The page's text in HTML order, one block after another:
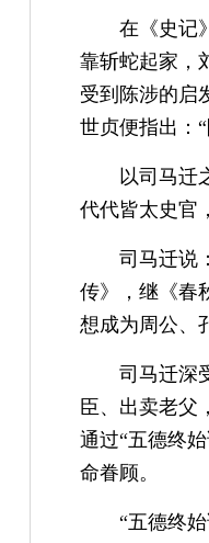
在《史记
靠斩蛇起家，
受到陈涉的启
世贞便指出：
以司马迁
代代皆太史官
司马迁说
传》，继《春
想成为周公、
司马迁深
臣、出卖老父
通过“五德终
命眷顾。
“五德终